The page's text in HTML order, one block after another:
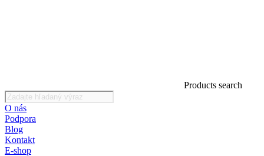
Products search
O nás
Podpora
Blog
Kontakt
E-shop